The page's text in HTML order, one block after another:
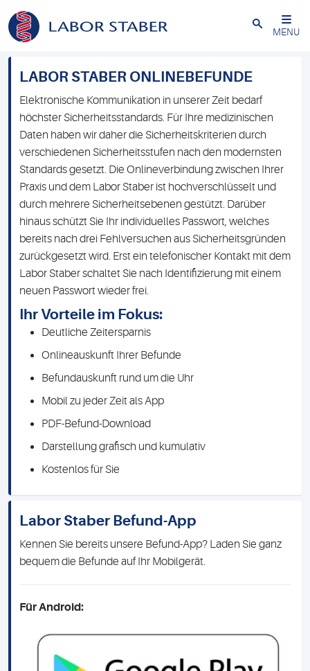
Schließen
MENU
LABOR STABER ONLINEBEFUNDE
Elektronische Kommunikation in unserer Zeit bedarf
höchster Sicherheitsstandards. Für Ihre medizinischen
Daten haben wir daher die Sicherheitskriterien durch
verschiedenen Sicherheitsstufen nach den modernsten
Standards gesetzt. Die Onlineverbindung zwischen Ihrer
Praxis und dem Labor Staber ist hochverschlüsselt und
durch mehrere Sicherheitsebenen gestützt. Darüber
hinaus schützt Sie Ihr individuelles Passwort, welches
bereits nach drei Fehlversuchen aus Sicherheitsgründen
zurückgesetzt wird. Erst ein telefonischer Kontakt mit dem
Labor Staber schaltet Sie nach Identifizierung mit einem
neuen Passwort wieder frei.
Ihr Vorteile im Fokus:
Deutliche Zeitersparnis
Onlineauskunft Ihrer Befunde
Befundauskunft rund um die Uhr
Mobil zu jeder Zeit als App
PDF-Befund-Download
Darstellung grafisch und kumulativ
Kostenlos für Sie
Labor Staber Befund-App
Kennen Sie bereits unsere Befund-App? Laden Sie ganz
bequem die Befunde auf Ihr Mobilgerät.
Für Android: